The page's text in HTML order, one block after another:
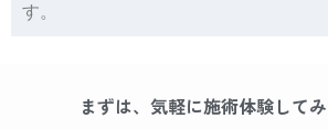
す。
まずは、気軽に施術体験して